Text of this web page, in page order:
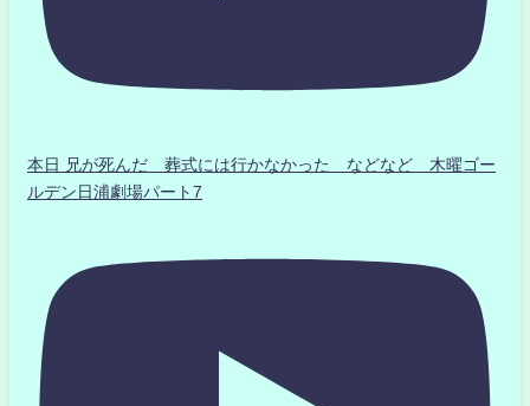
本日 兄が死んだ 葬式には行かなかった などなど 木曜ゴー
ルデン日浦劇場パート7